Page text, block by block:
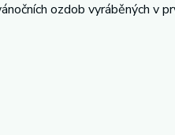
ozdob vyráběných v